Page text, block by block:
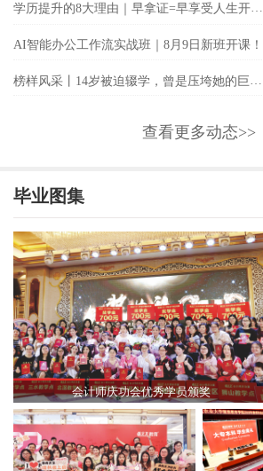
学历提升的8大理由｜早拿证=早享受人生开挂！
AI智能办公工作流实战班｜8月9日新班开课！
查看更多动态>>
毕业图集
会计师庆功会优秀学员颁奖